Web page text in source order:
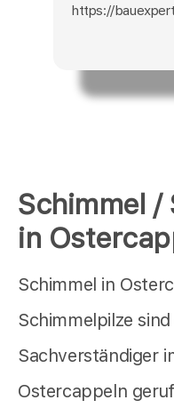
Schimmel /
in
Schimmel in
Schimmelpilze
Sachverständiger
Ostercappeln
https://